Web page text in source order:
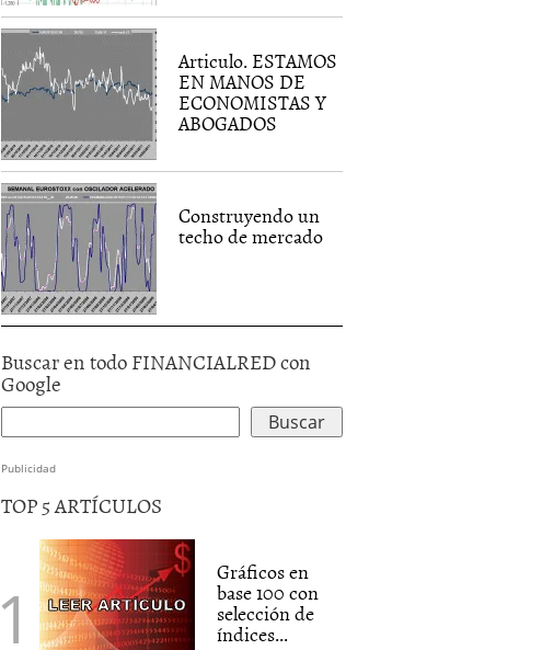
Articulo. ESTAMOS
EN MANOS DE
ECONOMISTAS Y
ABOGADOS
Construyendo un
techo de mercado
Buscar en todo FINANCIALRED con
Google
Publicidad
TOP 5 ARTÍCULOS
Gráficos en
base 100 con
selección de
índices...